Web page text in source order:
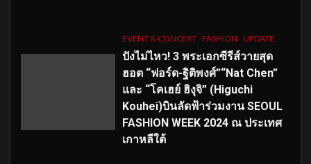
EVENT & CONCERT FASHION UPDATE
ปังไม่ไหว! 3 พระเอกซีรีส์วายสุด
ฮอต “ฟอร์ด-ฐิติพงศ์”“Nat Chen”
และ “โคเฮย์ ฮิงุจิ” (Higuchi
Kouhei)บินลัดฟ้าร่วมงาน SEOUL
FASHION WEEK 2024 ณ ประเทศ
เกาหลีใต้